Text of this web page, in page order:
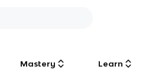
Mastery Learn